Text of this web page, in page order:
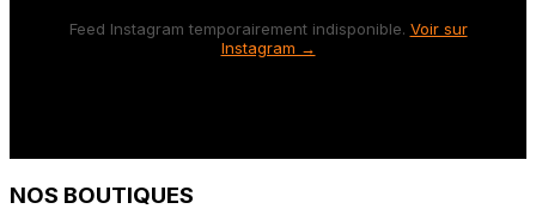
Feed Instagram temporairement indisponible. Voir sur
Instagram →
NOS BOUTIQUES